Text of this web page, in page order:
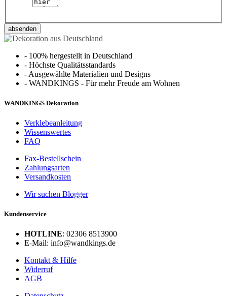
absenden
- 100% hergestellt in Deutschland
- Höchste Qualitätsstandards
- Ausgewählte Materialien und Designs
- WANDKINGS - Für mehr Freude am Wohnen
WANDKINGS Dekoration
Verklebeanleitung
Wissenswertes
FAQ
Fax-Bestellschein
Zahlungsarten
Versandkosten
Wir suchen Blogger
Kundenservice
HOTLINE: 02306 8513900
E-Mail: info@wandkings.de
Kontakt & Hilfe
Widerruf
AGB